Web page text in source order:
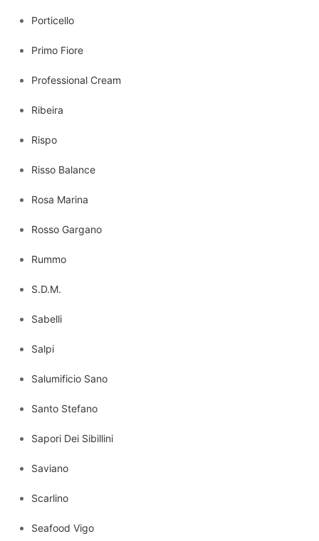
Porticello
Primo Fiore
Professional Cream
Ribeira
Rispo
Risso Balance
Rosa Marina
Rosso Gargano
Rummo
S.D.M.
Sabelli
Salpi
Salumificio Sano
Santo Stefano
Sapori Dei Sibillini
Saviano
Scarlino
Seafood Vigo